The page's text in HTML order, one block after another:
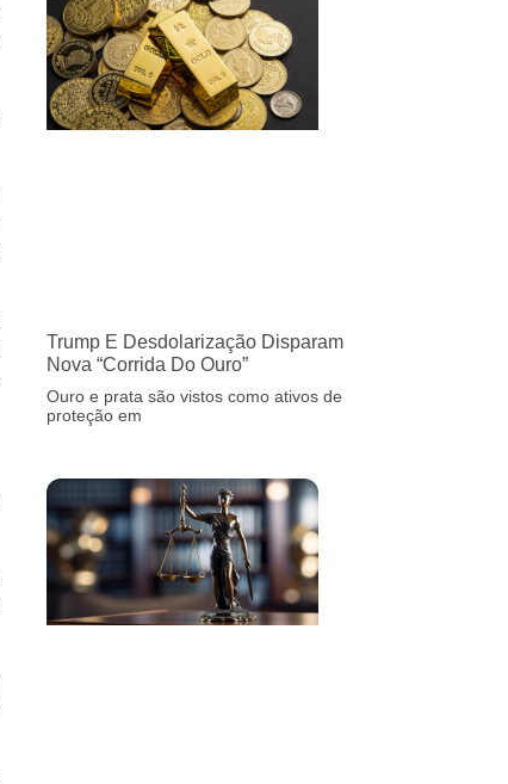
Trump E Desdolarização Disparam
Nova “corrida Do Ouro”
Ouro e prata são vistos como ativos de
proteção em